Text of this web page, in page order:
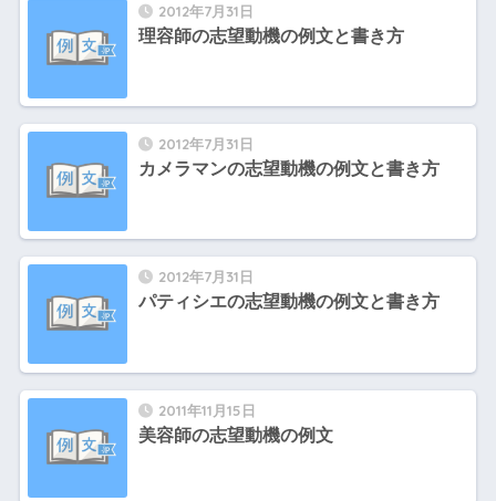
2012年7月31日
理容師の志望動機の例文と書き方
2012年7月31日
カメラマンの志望動機の例文と書き方
2012年7月31日
パティシエの志望動機の例文と書き方
2011年11月15日
美容師の志望動機の例文